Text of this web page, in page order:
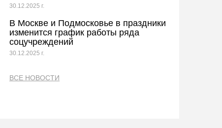
30.12.2025 г.
В Москве и Подмосковье в праздники
изменится график работы ряда
соцучреждений
30.12.2025 г.
ВСЕ НОВОСТИ